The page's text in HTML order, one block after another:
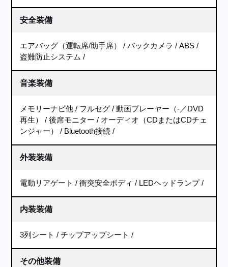
安全装備
エアバッグ（運転席/助手席） バックカメラ
ABS
盗難防止システム
音楽装備
メモリーナビ他 フルセグ
動画プレーヤー（-／DVD
再生）
後席モニター
オーディオ（CDまたはCDチェ
ンジャー）
Bluetooth接続
外装装備
電動リアゲート 衝突安全ボディ LEDヘッドランプ
内装装備
3列シート チップアップシート
その他装備